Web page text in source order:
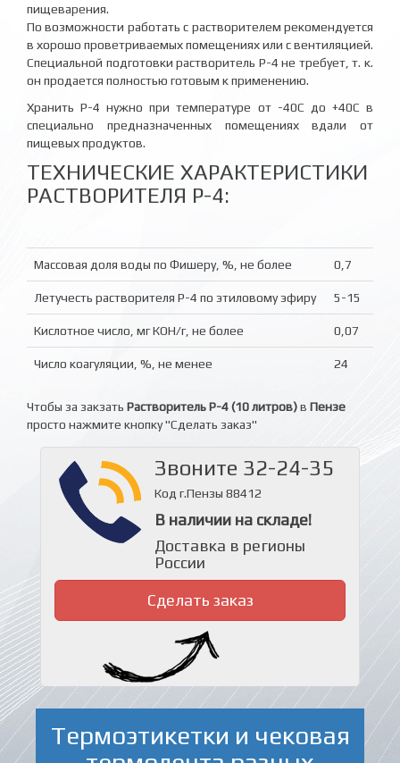
пищеварения.
По возможности работать с растворителем рекомендуется
в хорошо проветриваемых помещениях или с вентиляцией.
Специальной подготовки растворитель P-4 не требует, т. к.
он продается полностью готовым к применению.
Хранить Р-4 нужно при температуре от -40С до +40С в
специально предназначенных помещениях вдали от
пищевых продуктов.
ТЕХНИЧЕСКИЕ ХАРАКТЕРИСТИКИ
РАСТВОРИТЕЛЯ Р-4:
Массовая доля воды по Фишеру, %, не более 0,7
Летучесть растворителя Р-4 по этиловому эфиру 5-15
Кислотное число, мг КОН/г, не более 0,07
Число коагуляции, %, не менее 24
Чтобы за закзать Растворитель Р-4 (10 литров)в Пензе
просто нажмите кнопку "Сделать заказ"
Звоните 32-24-35
Код г.Пензы 88412
В наличии на складе!
Доставка в регионы
России
Сделать заказ
Термоэтикетки и чековая